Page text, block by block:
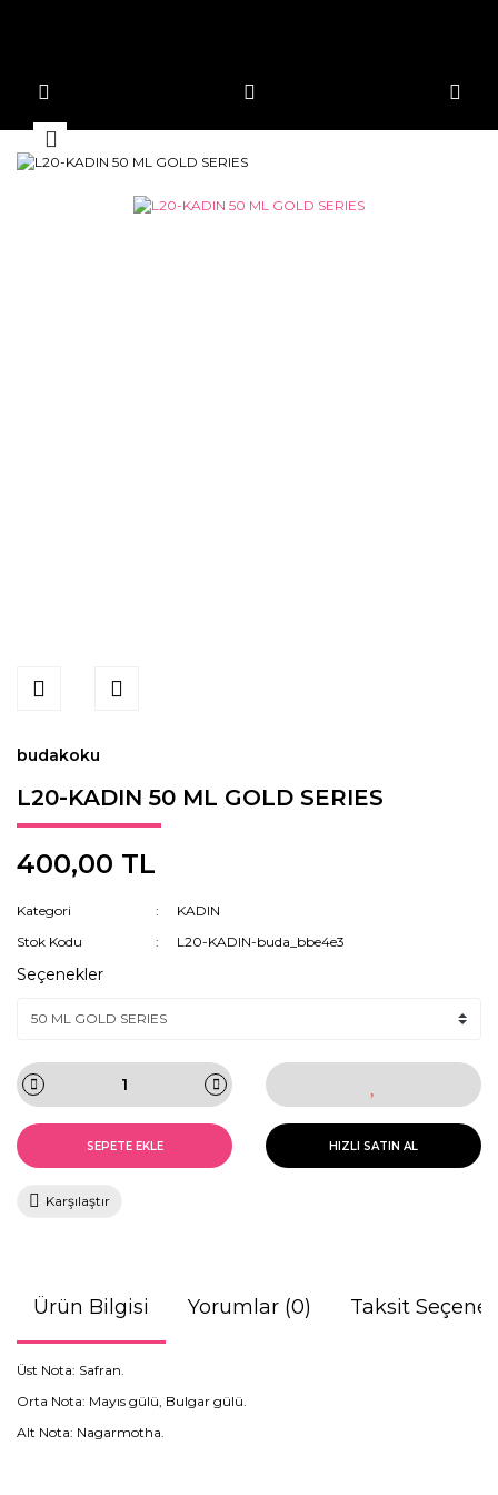
budakoku
L20-KADIN 50 ML GOLD SERIES
400,00 TL
Kategori
KADIN
Stok Kodu
L20-KADIN-buda_bbe4e3
Seçenekler
SEPETE EKLE HIZLI SATIN AL
Karşılaştır
Ürün Bilgisi Yorumlar (0) Taksit
Üst Nota: Safran.
Orta Nota: Mayıs gülü, Bulgar gülü.
Alt Nota: Nagarmotha.